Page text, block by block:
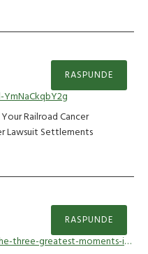
RASPUNDE
Railroad Cancer
Lawsuit Settlements
https://cellostart72.werite.net/the-three-greatest-moments-in-louisiana-class-action-lawsuit-attorney-history
RASPUNDE